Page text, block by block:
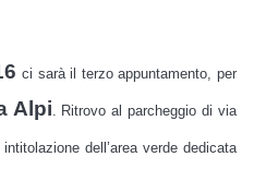
ci sarà il terzo appuntamento, per
Alpi. Ritrovo al parcheggio di via
dell’area verde dedicata